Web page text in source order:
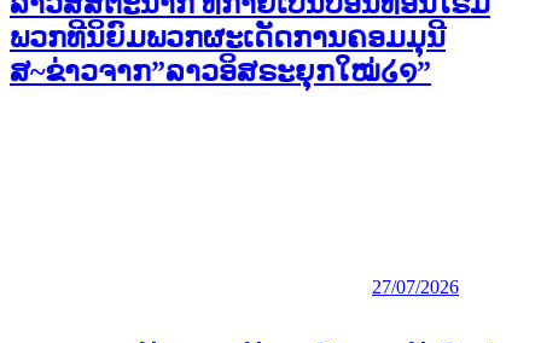
ພວກທີນິຍົມພວກຜະເດັດການຄອມມຸນີ
ສ~ຂ່າວຈາກ”ລາວອິສຣະຍຸກໃໝ່໒໑”
27/07/2026